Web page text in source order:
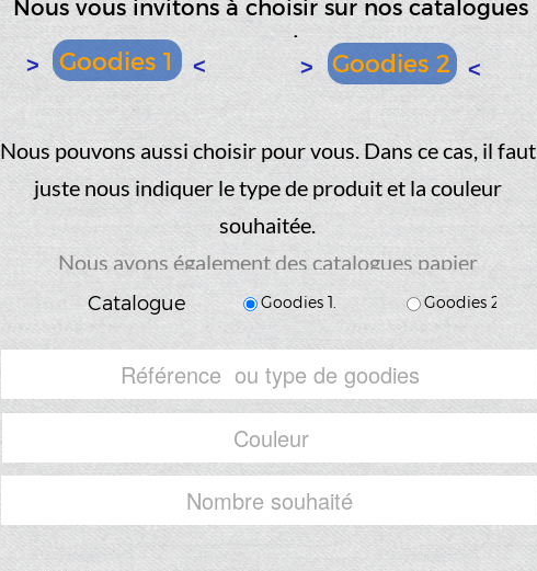
Nous vous invitons à choisir sur nos catalogues
partenaires.
> Goodies 1 < > Goodies 2 <
Nous pouvons aussi choisir pour vous. Dans ce cas, il faut
juste nous indiquer le type de produit et la couleur
souhaitée.
Nous avons également des catalogues papier
à disposition dans notre atelier
Catalogue Goodies 1. Goodies 2